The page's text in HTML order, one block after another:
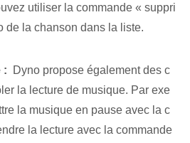
utiliser la commande « suppri
de la chanson dans la ⁢liste.
: ​ Dyno propose également des c
la lecture de musique. Par exe
la musique en pause avec la c
la lecture avec la commande